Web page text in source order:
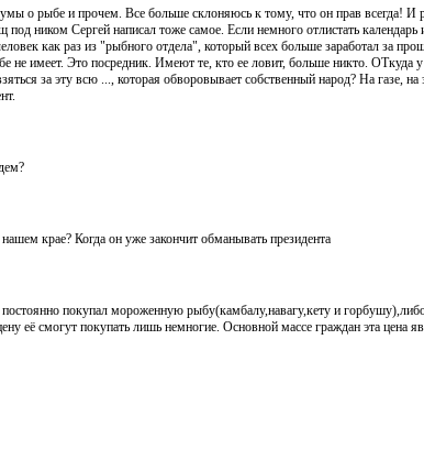
о рыбе и прочем. Все больше склоняюсь к тому, что он прав всегда!
ником Сергей написал тоже самое. Если немного отлистать календарь
как раз из "рыбного отдела", который всех больше заработал за
не имеет. Это посредник. Имеют те, кто ее ловит, больше никто. ОТкуда
за эту всю ..., которая обворовывает собственный народ? На газе,
крае? Когда он уже закончит обманывать президента
покупал мороженную рыбу(камбалу,навагу,кету и
её смогут покупать лишь немногие. Основной массе граждан эта цена